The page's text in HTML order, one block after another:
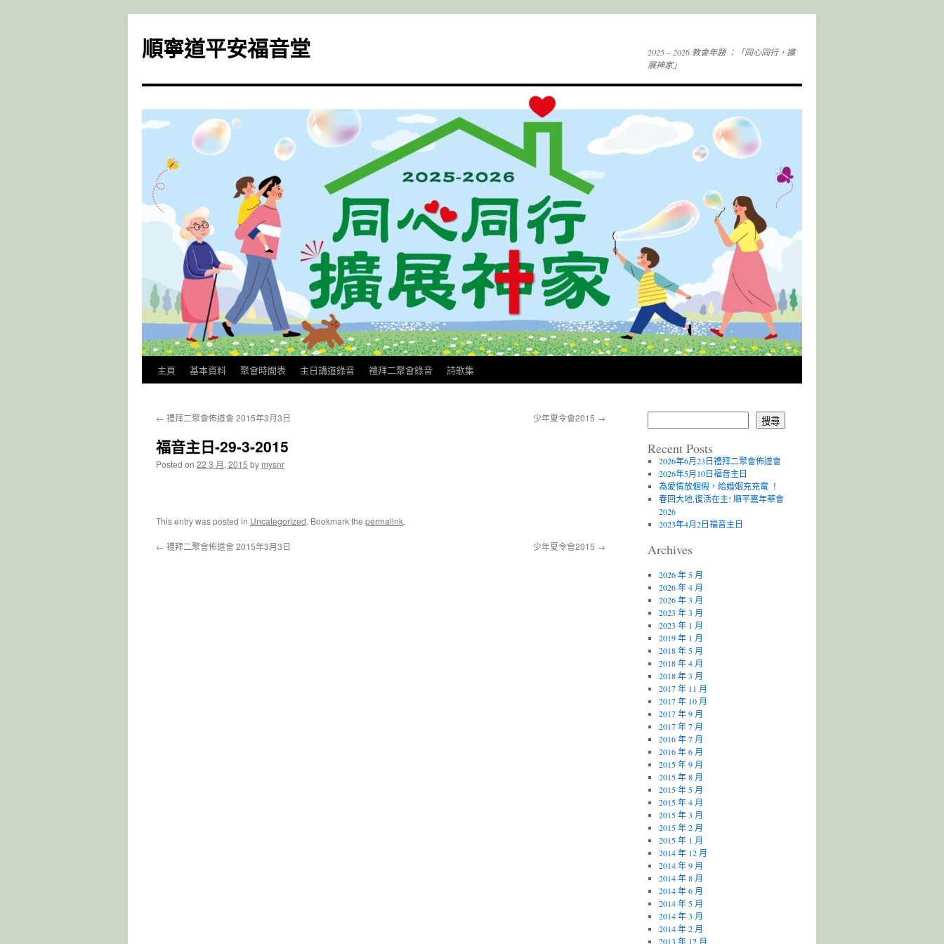
content
順寧道平安福音堂
2025 – 2026 教會年題 ：「同心同行，擴
展神家」
主頁 基本資料 聚會時間表 主日講道錄音 禮拜二聚會錄音 詩歌集
← 禮拜二聚會佈道會 2015年3月3日 少年夏令會2015 →
福音主日-29-3-2015
Posted on 22 3 月, 2015 by mysnr
This entry was posted in Uncategorized. Bookmark the permalink.
← 禮拜二聚會佈道會 2015年3月3日 少年夏令會2015 →
搜尋
Recent Posts
2026年6月23日禮拜二聚會佈道會
2026年5月10日福音主日
為愛情放個假，給婚姻充充電 ！
春回大地,復活在主! 順平嘉年華會
2026
2023年4月2日福音主日
Archives
2026 年 5 月
2026 年 4 月
2026 年 3 月
2023 年 3 月
2023 年 1 月
2019 年 1 月
2018 年 5 月
2018 年 4 月
2018 年 3 月
2017 年 11 月
2017 年 10 月
2017 年 9 月
2017 年 7 月
2016 年 7 月
2016 年 6 月
2015 年 9 月
2015 年 8 月
2015 年 5 月
2015 年 4 月
2015 年 3 月
2015 年 2 月
2015 年 1 月
2014 年 12 月
2014 年 9 月
2014 年 8 月
2014 年 6 月
2014 年 5 月
2014 年 3 月
2014 年 2 月
2013 年 12 月